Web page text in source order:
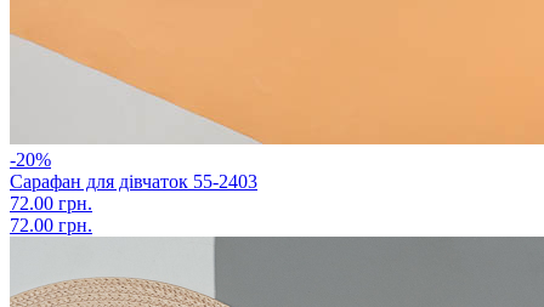
-20%
Сарафан для дівчаток 55-2403
72.00 грн.
72.00 грн.